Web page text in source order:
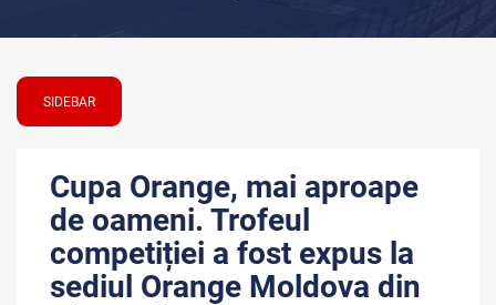
SIDEBAR
Cupa Orange, mai aproape
de oameni. Trofeul
competiției a fost expus la
sediul Orange Moldova din